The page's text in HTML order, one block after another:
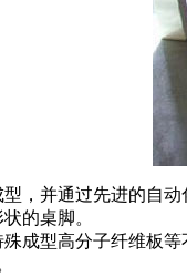
，并通过先进的自
的桌脚。
成型高分子纤维板